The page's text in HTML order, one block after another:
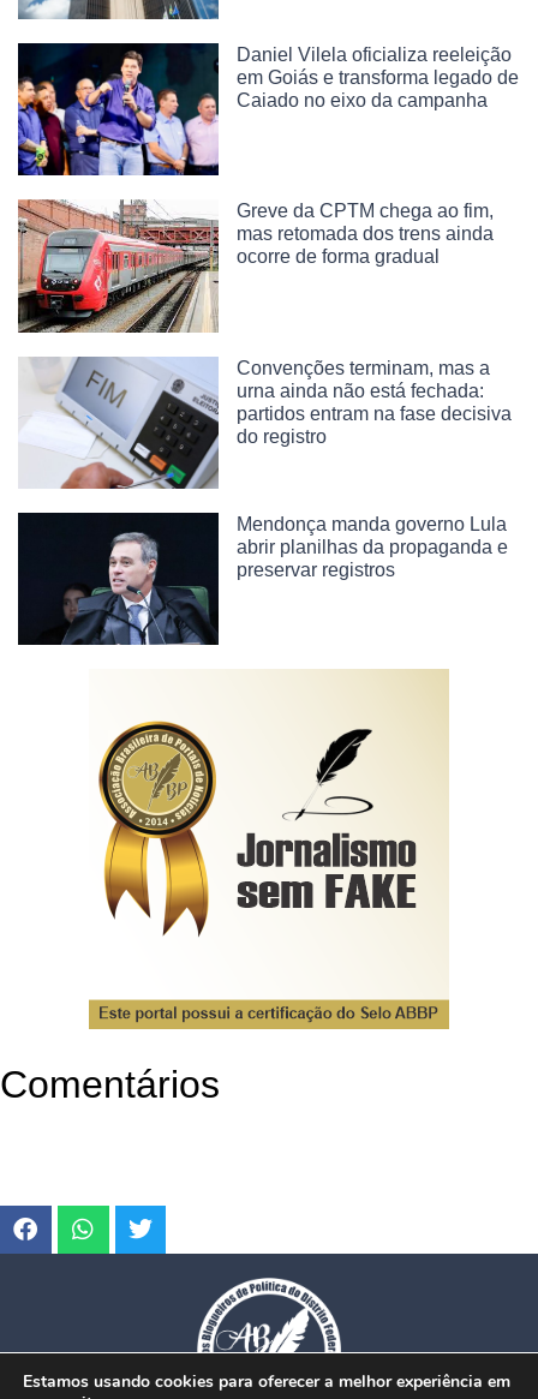
Daniel Vilela oficializa reeleição
em Goiás e transforma legado de
Caiado no eixo da campanha
Greve da CPTM chega ao fim,
mas retomada dos trens ainda
ocorre de forma gradual
Convenções terminam, mas a
urna ainda não está fechada:
partidos entram na fase decisiva
do registro
Mendonça manda governo Lula
abrir planilhas da propaganda e
preservar registros
Comentários
Estamos usando cookies para oferecer a melhor experiência em